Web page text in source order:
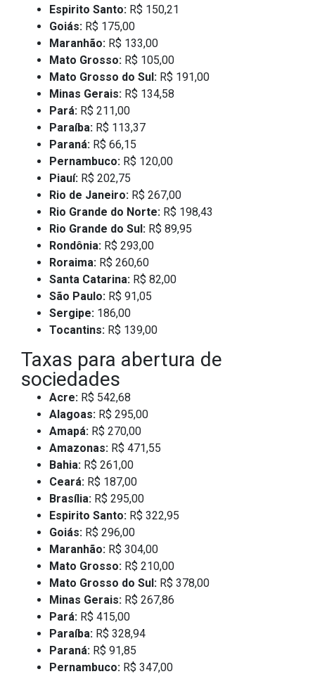
Espirito Santo: R$ 150,21
Goiás: R$ 175,00
Maranhão: R$ 133,00
Mato Grosso: R$ 105,00
Mato Grosso do Sul: R$ 191,00
Minas Gerais: R$ 134,58
Pará: R$ 211,00
Paraíba: R$ 113,37
Paraná: R$ 66,15
Pernambuco: R$ 120,00
Piauí: R$ 202,75
Rio de Janeiro: R$ 267,00
Rio Grande do Norte: R$ 198,43
Rio Grande do Sul: R$ 89,95
Rondônia: R$ 293,00
Roraima: R$ 260,60
Santa Catarina: R$ 82,00
São Paulo: R$ 91,05
Sergipe: 186,00
Tocantins: R$ 139,00
Taxas para abertura de
sociedades
Acre: R$ 542,68
Alagoas: R$ 295,00
Amapá: R$ 270,00
Amazonas: R$ 471,55
Bahia: R$ 261,00
Ceará: R$ 187,00
Brasília: R$ 295,00
Espirito Santo: R$ 322,95
Goiás: R$ 296,00
Maranhão: R$ 304,00
Mato Grosso: R$ 210,00
Mato Grosso do Sul: R$ 378,00
Minas Gerais: R$ 267,86
Pará: R$ 415,00
Paraíba: R$ 328,94
Paraná: R$ 91,85
Pernambuco: R$ 347,00